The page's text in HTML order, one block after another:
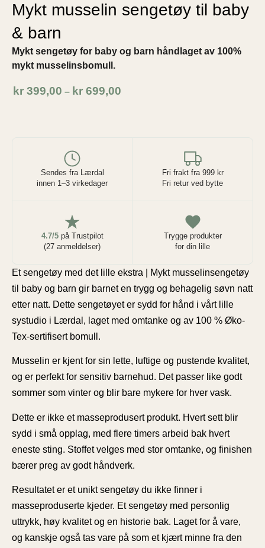
Mykt musselin sengetøy til baby
& barn
Mykt sengetøy for baby og barn håndlaget av 100%
mykt musselinsbomull.
kr 399,00 – kr 699,00
Sendes fra Lærdal
innen 1–3 virkedager
Fri frakt fra 999 kr
Fri retur ved bytte
4.7/5på Trustpilot
(27 anmeldelser)
Trygge produkter
for din lille
Et sengetøy med det lille ekstra | Mykt musselinsengetøy
til baby og barn gir barnet en trygg og behagelig søvn natt
etter natt. Dette sengetøyet er sydd for hånd i vårt lille
systudio i Lærdal, laget med omtanke og av 100 % Øko-
Tex-sertifisert bomull.
Musselin er kjent for sin lette, luftige og pustende kvalitet,
og er perfekt for sensitiv barnehud. Det passer like godt
sommer som vinter og blir bare mykere for hver vask.
Dette er ikke et masseprodusert produkt. Hvert sett blir
sydd i små opplag, med flere timers arbeid bak hvert
eneste sting. Stoffet velges med stor omtanke, og finishen
bærer preg av godt håndverk.
Resultatet er et unikt sengetøy du ikke finner i
masseproduserte kjeder. Et sengetøy med personlig
uttrykk, høy kvalitet og en historie bak. Laget for å vare,
og kanskje også tas vare på som et kjært minne fra den